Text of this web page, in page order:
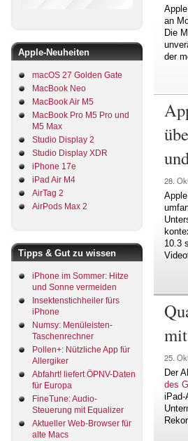
Apple-Neuheiten
macOS 27 Golden Gate
MacBook Neo
MacBook Air M5
MacBook Pro M5 Pro und
M5 Max
Studio Display 2
Studio Display XDR
iPhone 17e
iPad Air M4
AirTag 2
AirPods Max 2
Tipps & Gut zu wissen
iPhone im Sommer: Hitze
und Sonne vermeiden
Insektenstichheiler fürs
iPhone
Numsy: Menüleisten-
Taschenrechner
Pollen+: Nützliche App für
Allergiker
Abfahrt! liefert ÖPNV-Daten
für Europa
FineTune: Audio-
Steuerung mit Equalizer
Aktueller Web-Browser für
alte Macs
an
Die
der
28.
10.3
25.
Der
des
iPad-